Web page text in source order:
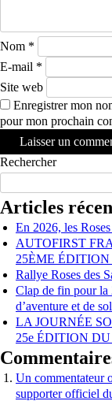
Nom *
E-mail *
Site web
Enregistrer mon
pour mon prochain
Rechercher
Articles
En 2026, les
AUTOFIRST
25ÈME
Rallye Roses des
Clap de fin pour la
d’aventure et de
LA JOURNÉE
25e ÉDITION
Un commentateur
supporter officiel